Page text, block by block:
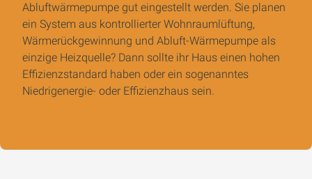
Abluftwärmepumpe gut eingestellt werden. Sie planen
ein System aus kontrollierter Wohnraumlüftung,
Wärmerückgewinnung und Abluft-Wärmepumpe als
einzige Heizquelle? Dann sollte ihr Haus einen hohen
Effizienzstandard haben oder ein sogenanntes
Niedrigenergie- oder Effizienzhaus sein.